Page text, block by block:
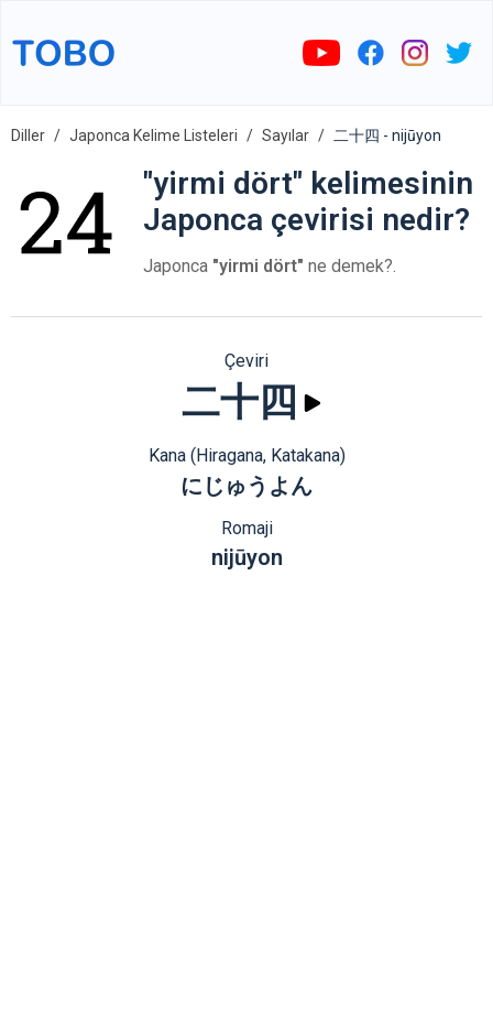
Diller Japonca Kelime Listeleri Sayılar 二十四 - nijūyon
"yirmi dört" kelimesinin
Japonca çevirisi nedir?
Japonca "yirmi dört" ne demek?.
Çeviri
二十四
Kana (Hiragana, Katakana)
にじゅうよん
Romaji
nijūyon